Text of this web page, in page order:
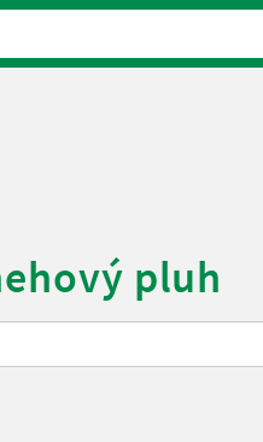
pluh